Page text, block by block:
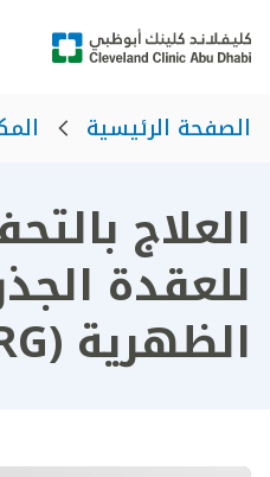
الصفحة الرئيسية
العلاج
للعقدة
الظهرية (DRG)